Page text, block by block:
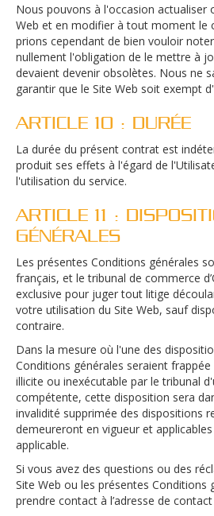
Nous pouvons à l'occasion actualiser
Web et en modifier à tout moment le
prions cependant de bien vouloir
nullement l'obligation de le mettre à
devaient devenir obsolètes. Nous ne
garantir que le Site Web soit exempt
ARTICLE 10 : DURÉE
La durée du présent contrat est
produit ses effets à l'égard de
l'utilisation du service.
ARTICLE 11 :
GÉNÉRALES
Les présentes Conditions générales
français, et le tribunal de commerce
exclusive pour juger tout litige
votre utilisation du Site Web, sauf
contraire.
Dans la mesure où l'une des
Conditions générales seraient
illicite ou inexécutable par le tribunal
compétente, cette disposition sera
invalidité supprimée des dispositions
demeureront en vigueur et
applicable.
Si vous avez des questions ou des
Site Web ou les présentes Conditions
prendre contact à l’adresse de